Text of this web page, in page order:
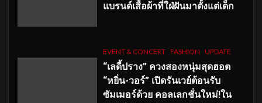
แบรนด์เสื้อผ้าที่ใฝ่ฝันมาตั้งแต่เด็ก
EVENT & CONCERT FASHION UPDATE
“เลดี้ปราง” ควงสองหนุ่มสุดฮอต
“หยิ่น-วอร์” เปิดรันเวย์ต้อนรับ
ซัมเมอร์ด้วย คอลเลกชั่นใหม่!ใน